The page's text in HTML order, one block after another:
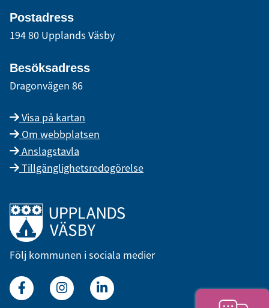
Postadress
194 80 Upplands Väsby
Besöksadress
Dragonvägen 86
Visa på kartan
Om webbplatsen
Anslagstavla
Tillgänglighetsredogörelse
Länk till startsidan
Följ kommunen i sociala medier
FacebookInstagramLinkedin